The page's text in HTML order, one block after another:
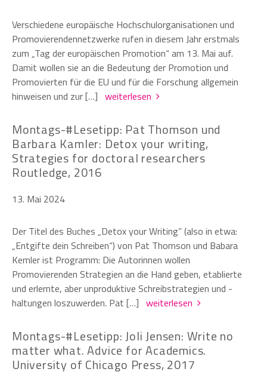
Verschiedene europäische Hochschulorganisationen und
Promovierendennetzwerke rufen in diesem Jahr erstmals
zum „Tag der europäischen Promotion“ am 13. Mai auf.
Damit wollen sie an die Bedeutung der Promotion und
Promovierten für die EU und für die Forschung allgemein
hinweisen und zur […] weiterlesen
Montags-#Lesetipp: Pat Thomson und
Barbara Kamler: Detox your writing,
Strategies for doctoral researchers
Routledge, 2016
13. Mai 2024
Der Titel des Buches „Detox your Writing” (also in etwa:
„Entgifte dein Schreiben“) von Pat Thomson und Babara
Kemler ist Programm: Die Autorinnen wollen
Promovierenden Strategien an die Hand geben, etablierte
und erlernte, aber unproduktive Schreibstrategien und -
haltungen loszuwerden. Pat […] weiterlesen
Montags-#Lesetipp: Joli Jensen: Write no
matter what. Advice for Academics.
University of Chicago Press, 2017